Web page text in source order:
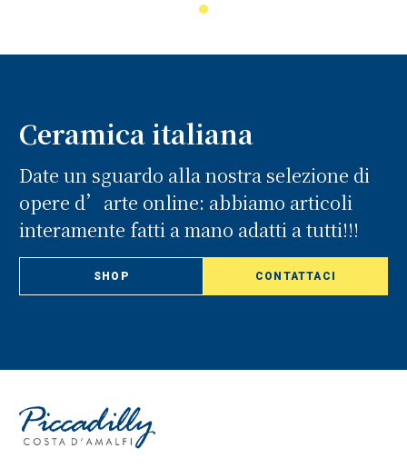
Ceramica italiana
Date un sguardo alla nostra selezione di
opere d’arte online: abbiamo articoli
interamente fatti a mano adatti a tutti!!!
SHOP CONTATTACI